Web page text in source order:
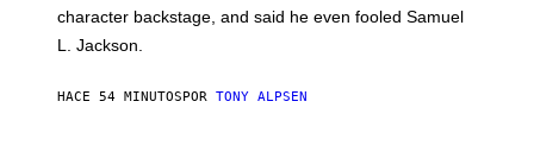
character backstage, and said he even fooled Samuel
L. Jackson.
HACE 54 MINUTOS POR TONY ALPSEN